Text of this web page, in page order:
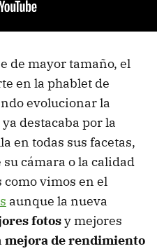
de mayor tamaño, el
en la phablet de
evolucionar la
destacaba por la
en todas sus facetas,
cámara o la calidad
como vimos en el
aunque la nueva
fotosy mejores
mejora de rendimiento